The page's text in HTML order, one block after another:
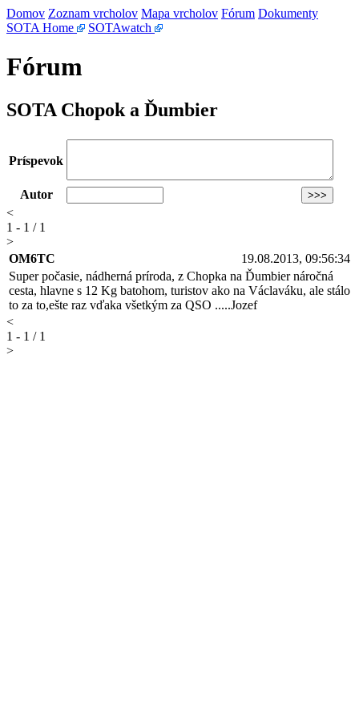
Domov Zoznam vrcholov Mapa vrcholov Fórum Dokumenty
SOTA Home
SOTAwatch
Fórum
SOTA Chopok a Ďumbier
Príspevok
Autor
<
1 - 1 / 1
>
OM6TC
19.08.2013, 09:56:34
Super počasie, nádherná príroda, z Chopka na Ďumbier náročná
cesta, hlavne s 12 Kg batohom, turistov ako na Václaváku, ale stálo
to za to,ešte raz vďaka všetkým za QSO .....Jozef
<
1 - 1 / 1
>